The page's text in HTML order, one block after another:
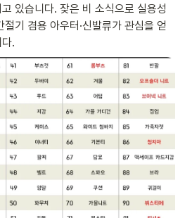
있습니다. 잦은 비 소식으로 실용성
기 겸용 아우터·신발류가 관심을 얻
.